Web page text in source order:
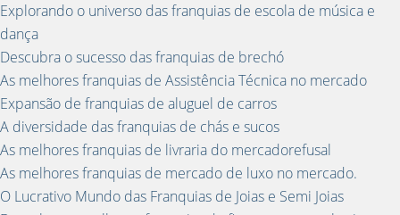
Explorando o universo das franquias de escola de música e
dança
Descubra o sucesso das franquias de brechó
As melhores franquias de Assistência Técnica no mercado
Expansão de franquias de aluguel de carros
A diversidade das franquias de chás e sucos
As melhores franquias de livraria do mercadorefusal
As melhores franquias de mercado de luxo no mercado.
O Lucrativo Mundo das Franquias de Joias e Semi Joias